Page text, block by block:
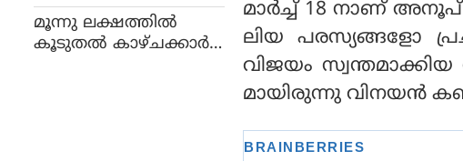
പോസ്റ്ററൊട്ടിക്കാന്‍
രാത്രിയില്‍ നടനും
സംഘവും, ക്ഷമ
മൂന്നു ലക്ഷത്തില്‍
കൂടുതല്‍ കാഴ്ചക്കാര്‍,
മാര്‍ച്ച് 18 നാണ് അനൂപ്
ലിയ പരസ്യങ്ങളോ
വിജയം
മായിരുന്നു വിനയന്‍